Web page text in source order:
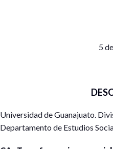
5
Universidad de Guanajuato.
Departamento de Estudios